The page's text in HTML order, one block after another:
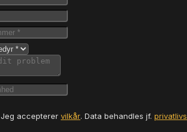
Jeg accepterer vilkår. Data behandles jf.